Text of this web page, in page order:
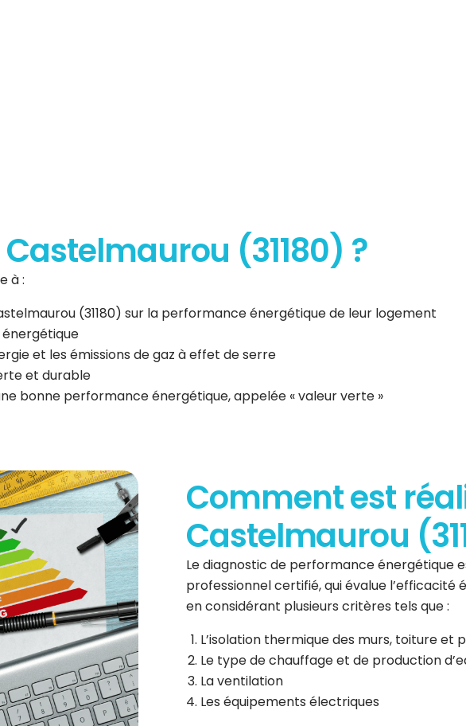
(31180) ?
à :
(31180) sur la performance énergétique de leur logement
et les émissions de gaz à effet de serre
et durable
bonne performance énergétique, appelée « valeur verte »
Comment est
Castelmaurou
Le diagnostic de performance énergétique
professionnel certifié, qui évalue l’efficacité
en considérant plusieurs critères tels que :
L’isolation thermique des murs, toiture et
Le type de chauffage et de production
La ventilation
Les équipements électriques